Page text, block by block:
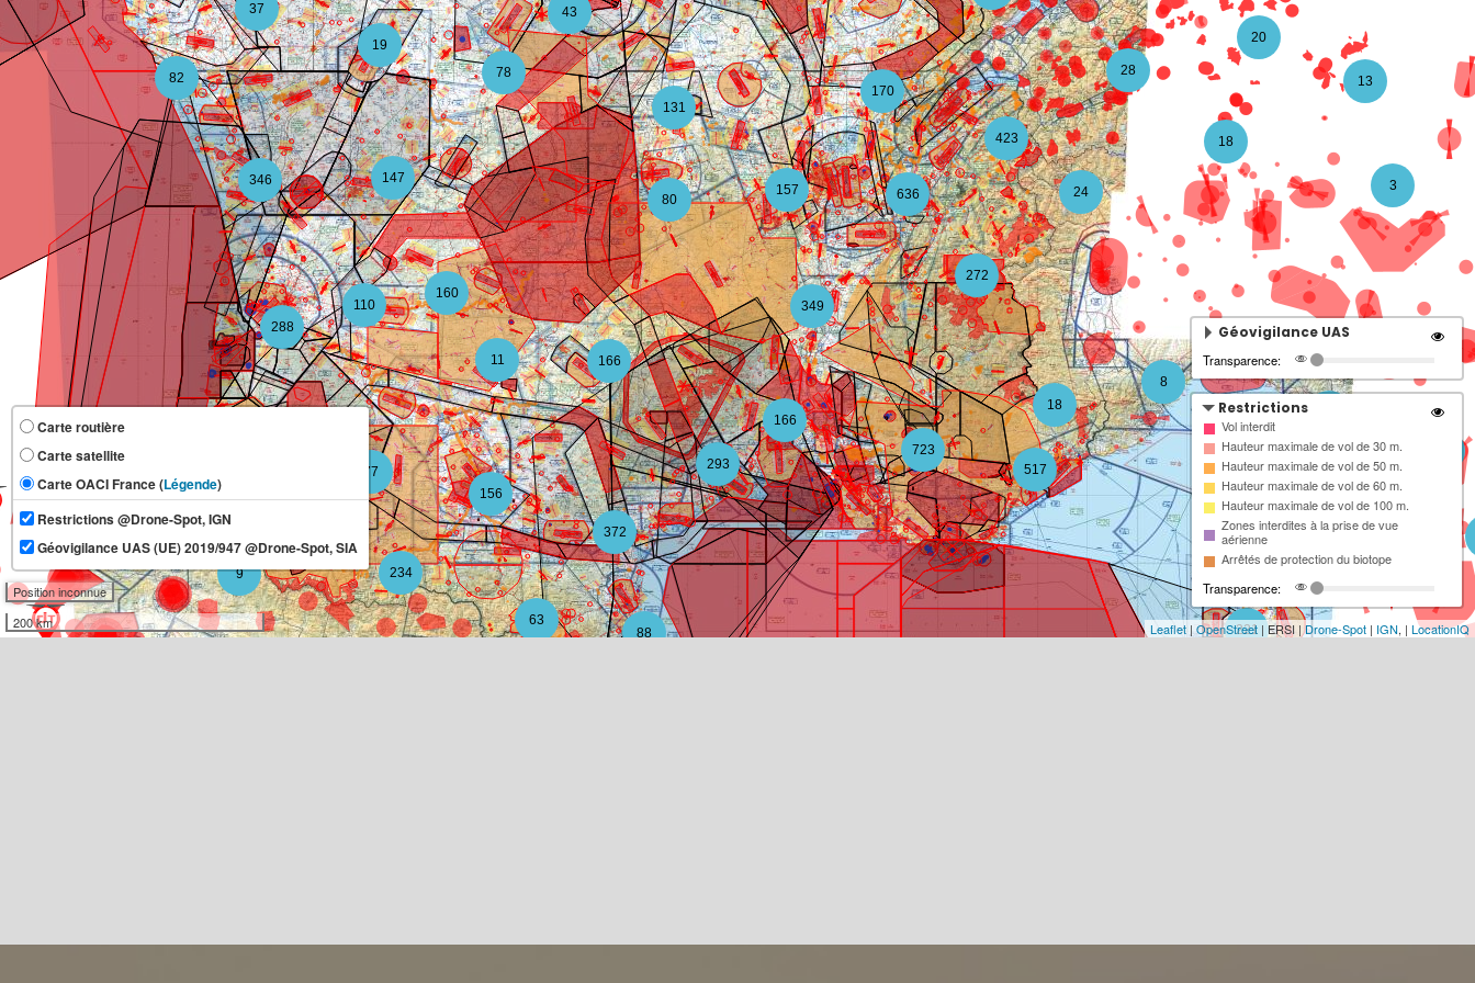
166
293
372
147
221
346
160
517
723
288
110
131
77
156
272
234
349
636
166
43
78
170
63
80
82 13
3
20
18
8
24
18
423
157
28
37
88
9
11
19
Carte routière
Carte satellite
Carte OACI France (Légende)
Restrictions @Drone-Spot, IGN
Géovigilance UAS (UE) 2019/947 @Drone-Spot, SIA
Position inconnue
200 km
Géovigilance UAS
Transparence:
Restrictions
Vol interdit
Hauteur maximale de vol de 30 m.
Hauteur maximale de vol de 50 m.
Hauteur maximale de vol de 60 m.
Hauteur maximale de vol de 100 m.
Zones interdites à la prise de vue
aérienne
Arrêtés de protection du biotope
Transparence:
Leaflet | OpenStreet | ERSI | Drone-Spot | IGN, | LocationIQ